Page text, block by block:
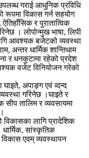
गराई आधुनिक प्रविधि
रूपमा विकास गर्न सहयोग
र पुरातात्विक
। लोपोन्मुख भाषा, लिपी
आवश्यक बजेटको व्यवस्था
अन्तर धार्मिक शान्तिधाम
र धनकुटामा रहेको प्रदेश
वजेट विनियोजन गरेको
अपाङ्ग एवं व्दन्द
गरिनेछ ।घाइते र
सीप तालिम र व्यवसायमा
विकासका लागि प्रादेशिक
धार्मिक, सांस्कृतिक
विकास एवम् व्यवस्थापन